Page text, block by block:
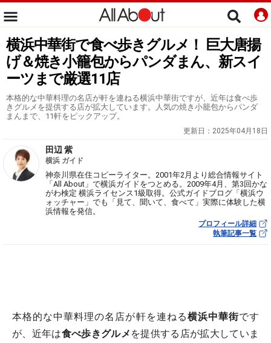
横浜中華街で食べ歩きグルメ！ 巨大唐揚
げ＆焼き小籠包からパンダまん、新スイ
ーツまで厳選11店
本格的な中華料理の名店が軒を連ねる横浜中華街ですが、近年は食べ歩
きグルメを提供する店が拡大しています。人気の焼き小籠包からパンダ
まんまで、11軒をピックアップ。
更新日： 2025年04月18日
田辺 紫
横浜 ガイド
神奈川県在住コピーライター。2001年2月より総合情報サイト
「All About」で横浜ガイドをつとめる。2009年4月、第3回かな
がわ検定 横浜ライセンス1級取得。公式ガイドブログ「横浜ウ
ォッチャー」でも「見て、聞いて、食べて」実際に体験した横
浜情報を発信。
プロフィール詳細
執筆記事一覧
本格的な中華料理の名店が軒を連ねる横浜中華街です
が、近年は食べ歩きグルメ を提供する店が拡大していま